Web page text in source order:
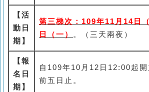
【活
動日
期】
第三梯次：109年11月14日
日（一）
。（三天兩夜）
【報
名日
期】
自109年10月12日12:00起開
前五日止。